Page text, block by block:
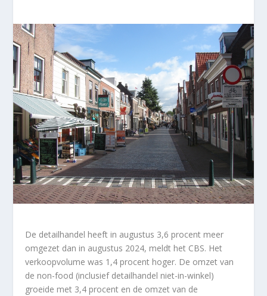
De detailhandel heeft in augustus 3,6 procent meer
omgezet dan in augustus 2024, meldt het CBS. Het
verkoopvolume was 1,4 procent hoger. De omzet van
de non-food (inclusief detailhandel niet-in-winkel)
groeide met 3,4 procent en de omzet van de